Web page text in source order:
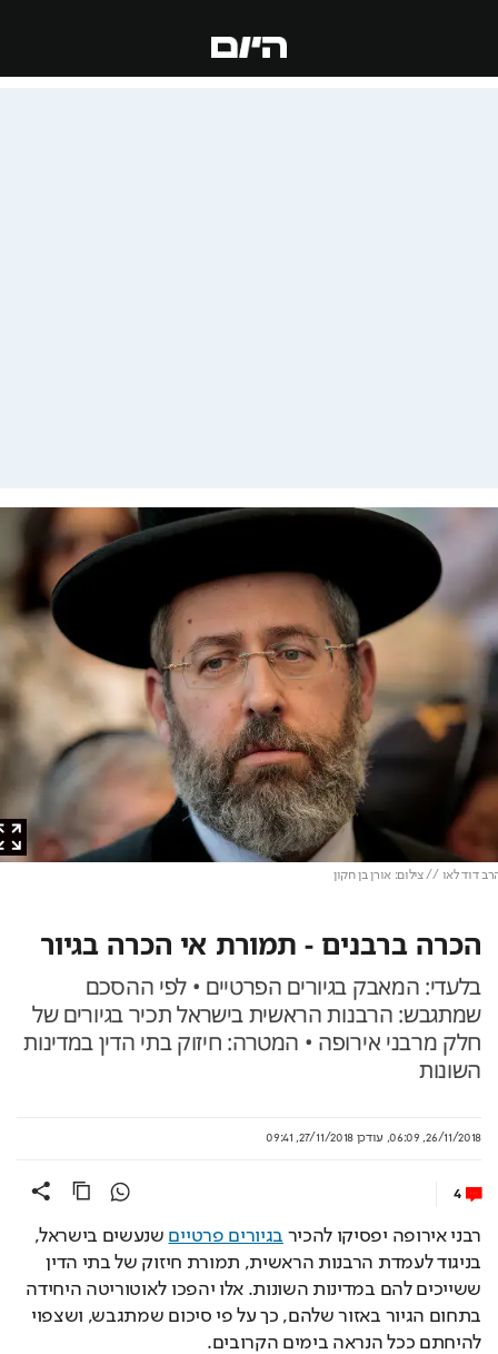
לאו // צילום: אורן בן חקון
הכרה ברבנים - תמורת אי הכרה בגיור
בלעדי: המאבק בגיורים הפרטיים • לפי ההסכם
שמתגבש: הרבנות הראשית בישראל תכיר בגיורים של
חלק מרבני אירופה • המטרה: חיזוק בתי הדין במדינות
השונות
26/11/2018, 06:09
,עודכן27/11/2018, 09:41
4
רבני אירופה יפסיקו להכיר בגיורים פרטיים
שנעשים בישראל,
בניגוד לעמדת הרבנות הראשית, תמורת חיזוק של בתי הדין
ששייכים להם במדינות השונות. אלו יהפכו לאוטוריטה היחידה
בתחום הגיור באזור שלהם, כך על פי סיכום שמתגבש, ושצפוי
להיחתם ככל הנראה בימים הקרובים.